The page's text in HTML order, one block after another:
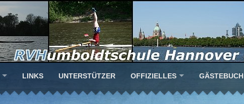
LINKS UNTERSTÜTZER OFFIZIELLES GÄSTEBUCH